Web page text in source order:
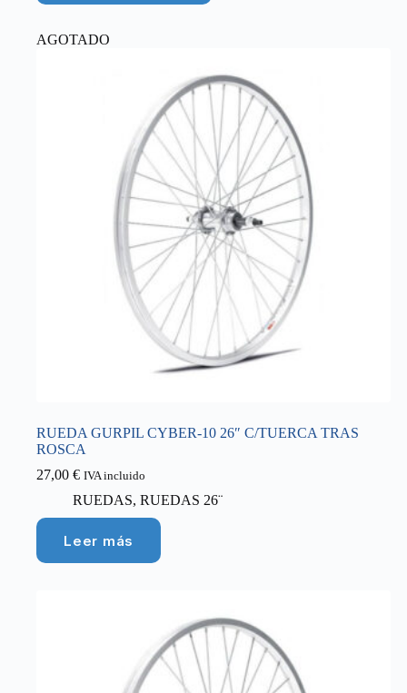
AGOTADO
RUEDA GURPIL CYBER-10 26″ C/TUERCA TRAS
ROSCA
27,00 € IVA incluido
RUEDAS, RUEDAS 26¨
Leer más